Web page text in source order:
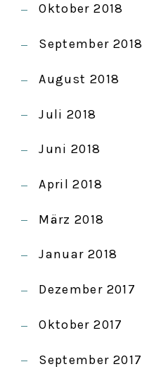
Oktober 2018
September 2018
August 2018
Juli 2018
Juni 2018
April 2018
März 2018
Januar 2018
Dezember 2017
Oktober 2017
September 2017